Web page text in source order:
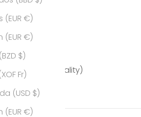
(EUR €)
(EUR €)
$)
Fr)
(USD $)
(EUR €)
Premium Quality)